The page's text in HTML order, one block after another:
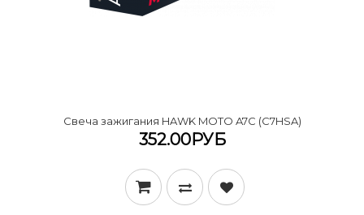
Cвеча зажигания HAWK MOTO A7C (C7HSA)
352.00РУБ